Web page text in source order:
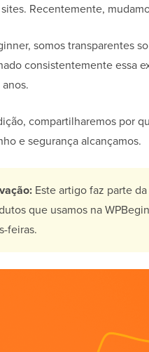
Recentemente,
somos transparentes
consistentemente essa
compartilharemos por
e segurança alcançamos.
Este artigo faz parte
que usamos na
feiras.